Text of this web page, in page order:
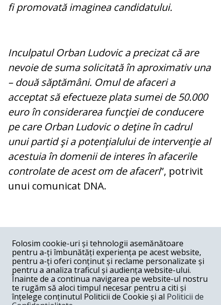
fi promovată imaginea candidatului.
Inculpatul Orban Ludovic a precizat că are
nevoie de suma solicitată în aproximativ una
– două săptămâni. Omul de afaceri a
acceptat să efectueze plata sumei de 50.000
euro în considerarea funcţiei de conducere
pe care Orban Ludovic o deţine în cadrul
unui partid şi a potenţialului de intervenţie al
acestuia în domenii de interes în afacerile
controlate de acest om de afaceri”, potrivit
unui comunicat DNA.
COMENTARII
Nume
Email
Folosim cookie-uri și tehnologii asemănătoare
pentru a-ți îmbunătăți experiența pe acest website,
pentru a-ți oferi conținut și reclame personalizate și
pentru a analiza traficul și audiența website-ului.
Înainte de a continua navigarea pe website-ul nostru
te rugăm să aloci timpul necesar pentru a citi și
înțelege conținutul Politicii de Cookie și al Politicii de